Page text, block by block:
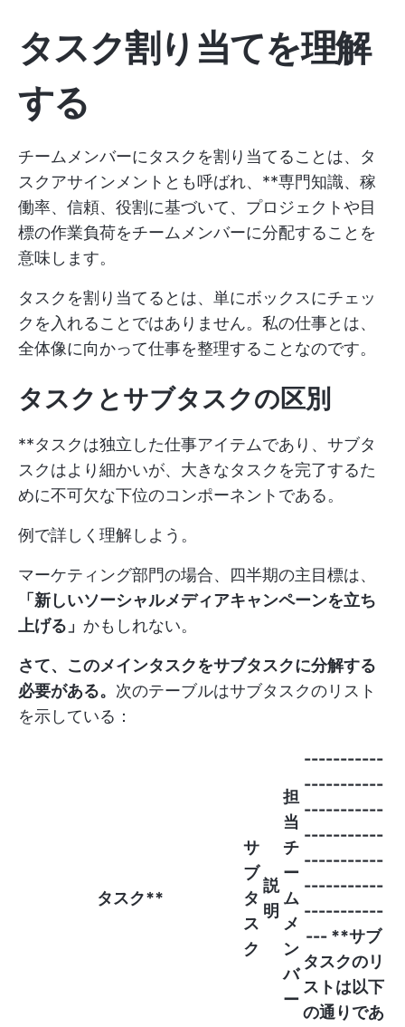
タスク割り当てを理解
する
チームメンバーにタスクを割り当てることは、タ
スクアサインメントとも呼ばれ、**専門知識、稼
働率、信頼、役割に基づいて、プロジェクトや目
標の作業負荷をチームメンバーに分配することを
意味します。
タスクを割り当てるとは、単にボックスにチェッ
クを入れることではありません。私の仕事とは、
全体像に向かって仕事を整理することなのです。
タスクとサブタスクの区別
**タスクは独立した仕事アイテムであり、サブタ
スクはより細かいが、大きなタスクを完了するた
めに不可欠な下位のコンポーネントである。
例で詳しく理解しよう。
マーケティング部門の場合、四半期の主目標は、
「新しいソーシャルメディアキャンペーンを立ち
上げる」 かもしれない。
さて、このメインタスクをサブタスクに分解する
必要がある。 次のテーブルはサブタスクのリスト
を示している：
タスク**
サ
ブ
タ
ス
ク
説
明
担
当
チ
ー
ム
メ
ン
バ
ー
-----------
-----------
-----------
-----------
-----------
-----------
-----------
--- **サブ
タスクのリ
ストは以下
の通りであ